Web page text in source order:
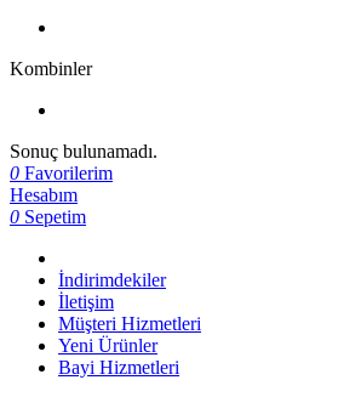
Kombinler
Sonuç bulunamadı.
0 Favorilerim
Hesabım
0 Sepetim
İndirimdekiler
İletişim
Müşteri Hizmetleri
Yeni Ürünler
Bayi Hizmetleri